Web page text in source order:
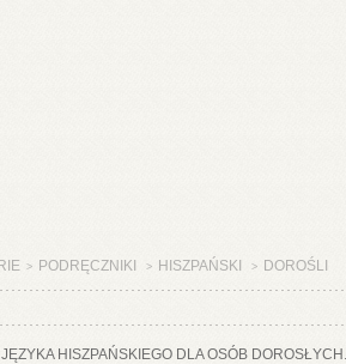
> PODRĘCZNIKI > HISZPAŃSKI > DOROŚLI
HISZPAŃSKIEGO DLA OSÓB DOROSŁYCH.